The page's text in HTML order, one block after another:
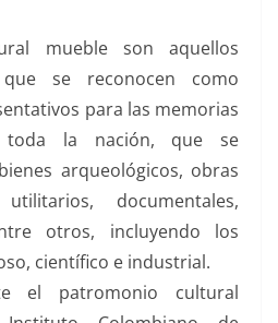
mueble son aquellos
se reconocen como
para las memorias
toda la nación, que se
arqueológicos, obras
documentales,
otros, incluyendo los
científico e industrial.
el patromonio cultural